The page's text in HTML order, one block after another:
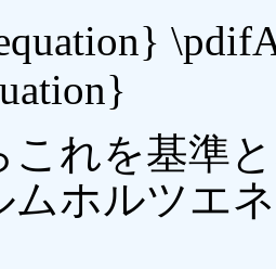
これを基準
ムホルツエ